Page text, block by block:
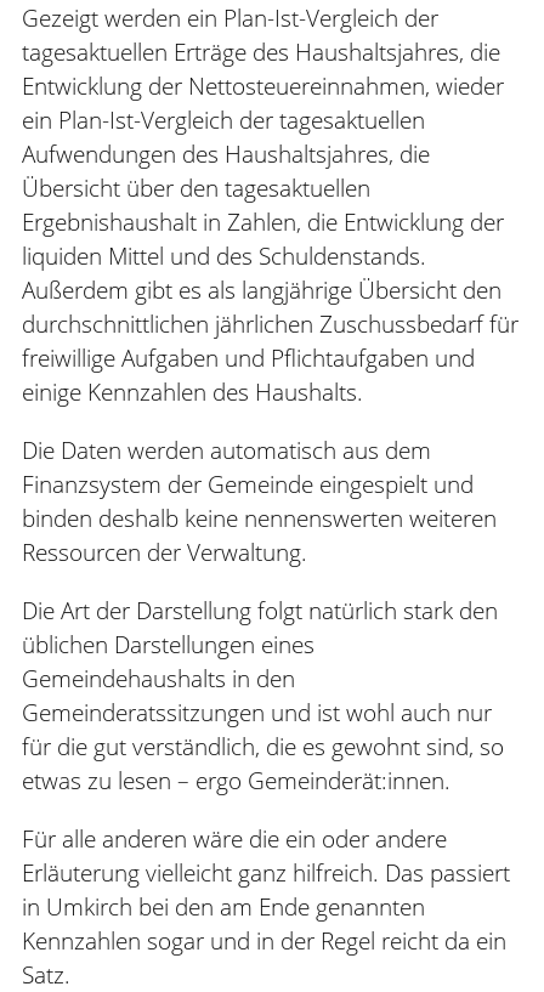
Gezeigt werden ein Plan-Ist-Vergleich der
tagesaktuellen Erträge des Haushaltsjahres, die
Entwicklung der Nettosteuereinnahmen, wieder
ein Plan-Ist-Vergleich der tagesaktuellen
Aufwendungen des Haushaltsjahres, die
Übersicht über den tagesaktuellen
Ergebnishaushalt in Zahlen, die Entwicklung der
liquiden Mittel und des Schuldenstands.
Außerdem gibt es als langjährige Übersicht den
durchschnittlichen jährlichen Zuschussbedarf für
freiwillige Aufgaben und Pflichtaufgaben und
einige Kennzahlen des Haushalts.
Die Daten werden automatisch aus dem
Finanzsystem der Gemeinde eingespielt und
binden deshalb keine nennenswerten weiteren
Ressourcen der Verwaltung.
Die Art der Darstellung folgt natürlich stark den
üblichen Darstellungen eines
Gemeindehaushalts in den
Gemeinderatssitzungen und ist wohl auch nur
für die gut verständlich, die es gewohnt sind, so
etwas zu lesen – ergo Gemeinderät:innen.
Für alle anderen wäre die ein oder andere
Erläuterung vielleicht ganz hilfreich. Das passiert
in Umkirch bei den am Ende genannten
Kennzahlen sogar und in der Regel reicht da ein
Satz.